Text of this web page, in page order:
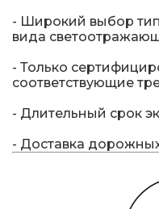
- Широкий выбор
вида
- Только
соответствующие
- Длительный срок
- Доставка